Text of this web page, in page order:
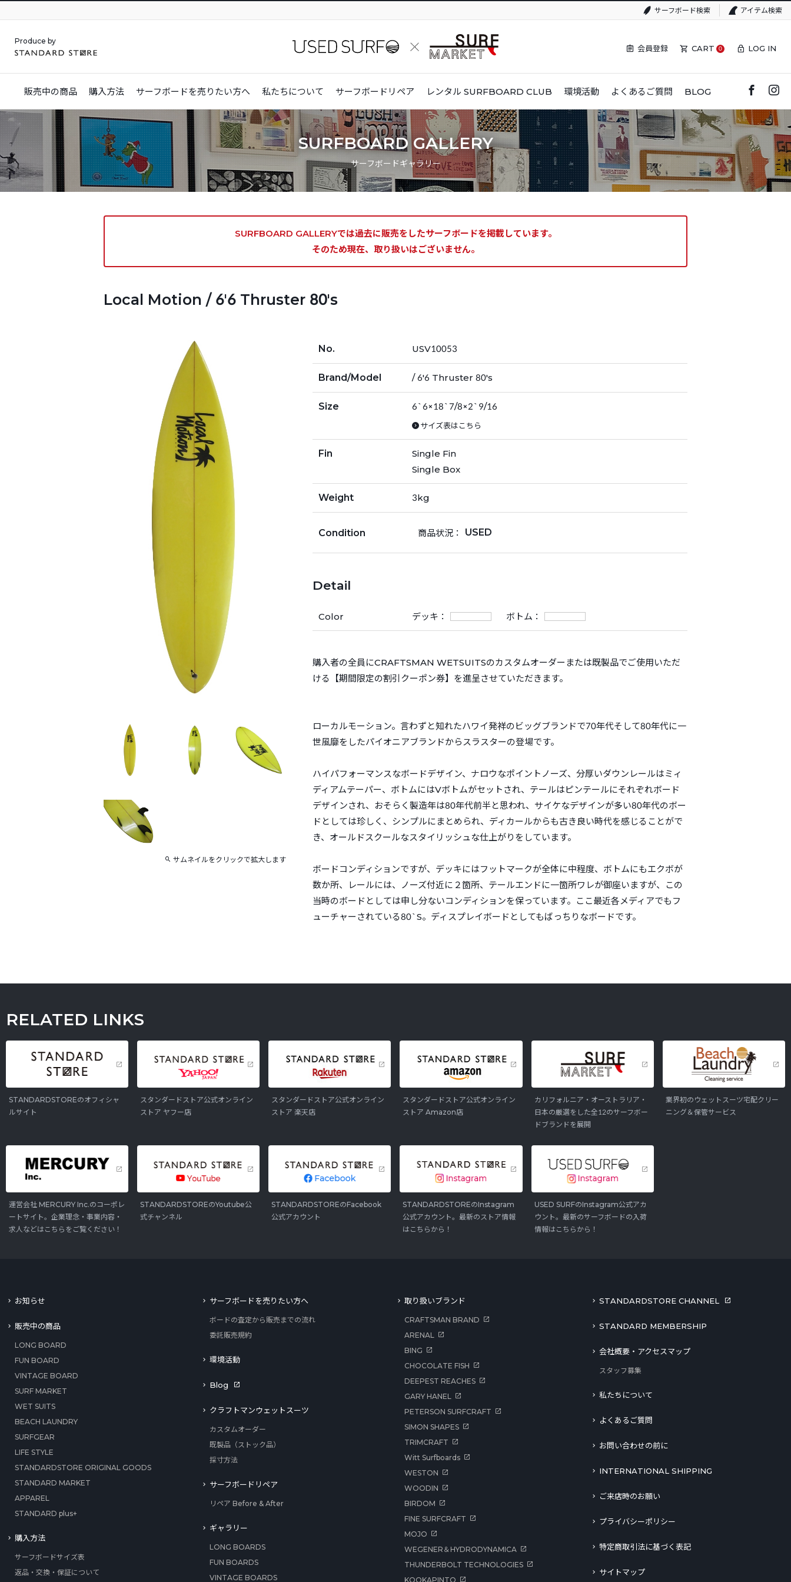
サーフボード検索 アイテム検索
Produce by
会員登録 CART 0 LOG IN
販売中の商品 購入方法 サーフボードを売りたい方へ 私たちについて サーフボードリペア レンタル SURFBOARD CLUB 環境活動 よくあるご質問 BLOG
SURFBOARD GALLERY
サーフボードギャラリー
SURFBOARD GALLERYでは過去に販売をしたサーフボードを掲載しています。
そのため現在、取り扱いはございません。
Local Motion / 6'6 Thruster 80's
サムネイルをクリックで拡大します
No. USV10053
Brand/Model / 6'6 Thruster 80's
Size 6`6×18`7/8×2`9/16
サイズ表はこちら
Fin
Single Fin
Single Box
Weight 3kg
Condition 商品状況： USED
Detail
Color デッキ： ボトム：
購入者の全員にCRAFTSMAN WETSUITSのカスタムオーダーまたは既製品でご使用いただ
ける【期間限定の割引クーポン券】を進呈させていただきます。
ローカルモーション。言わずと知れたハワイ発祥のビッグブランドで70年代そして80年代に一
世風靡をしたパイオニアブランドからスラスターの登場です。
ハイパフォーマンスなボードデザイン、ナロウなポイントノーズ、分厚いダウンレールはミィ
ディアムテーパー、ボトムにはVボトムがセットされ、テールはピンテールにそれぞれボード
デザインされ、おそらく製造年は80年代前半と思われ、サイケなデザインが多い80年代のボー
ドとしては珍しく、シンプルにまとめられ、ディカールからも古き良い時代を感じることがで
き、オールドスクールなスタイリッシュな仕上がりをしています。
ボードコンディションですが、デッキにはフットマークが全体に中程度、ボトムにもエクボが
数か所、レールには、ノーズ付近に２箇所、テールエンドに一箇所ワレが御座いますが、この
当時のボードとしては申し分ないコンディションを保っています。ここ最近各メディアでもフ
ューチャーされている80`S。ディスプレイボードとしてもばっちりなボードです。
RELATED LINKS
STANDARDSTOREのオフィシャ
ルサイト
スタンダードストア公式オンライン
ストア ヤフー店
スタンダードストア公式オンライン
ストア 楽天店
スタンダードストア公式オンライン
ストア Amazon店
カリフォルニア・オーストラリア・
日本の厳選をした全12のサーフボー
ドブランドを展開
業界初のウェットスーツ宅配クリー
ニング＆保管サービス
運営会社 MERCURY Inc.のコーポレ
ートサイト。企業理念・事業内容・
求人などはこちらをご覧ください！
STANDARDSTOREのYoutube公
式チャンネル
STANDARDSTOREのFacebook
公式アカウント
STANDARDSTOREのInstagram
公式アカウント。最新のストア情報
はこちらから！
USED SURFのInstagram公式アカ
ウント。最新のサーフボードの入荷
情報はこちらから！
お知らせ
販売中の商品
LONG BOARD
FUN BOARD
VINTAGE BOARD
SURF MARKET
WET SUITS
BEACH LAUNDRY
SURFGEAR
LIFE STYLE
STANDARDSTORE ORIGINAL GOODS
STANDARD MARKET
APPAREL
STANDARD plus+
購入方法
サーフボードサイズ表
返品・交換・保証について
サーフボードを売りたい方へ
ボードの査定から販売までの流れ
委託販売規約
環境活動
Blog
クラフトマンウェットスーツ
カスタムオーダー
既製品（ストック品）
採寸方法
サーフボードリペア
リペア Before & After
ギャラリー
LONG BOARDS
FUN BOARDS
VINTAGE BOARDS
取り扱いブランド
CRAFTSMAN BRAND
ARENAL
BING
CHOCOLATE FISH
DEEPEST REACHES
GARY HANEL
PETERSON SURFCRAFT
SIMON SHAPES
TRIMCRAFT
Witt Surfboards
WESTON
WOODIN
BIRDOM
FINE SURFCRAFT
MOJO
WEGENER＆HYDRODYNAMICA
THUNDERBOLT TECHNOLOGIES
KOOKAPINTO
STANDARDSTORE CHANNEL
STANDARD MEMBERSHIP
会社概要・アクセスマップ
スタッフ募集
私たちについて
よくあるご質問
お問い合わせの前に
INTERNATIONAL SHIPPING
ご来店時のお願い
プライバシーポリシー
特定商取引法に基づく表記
サイトマップ